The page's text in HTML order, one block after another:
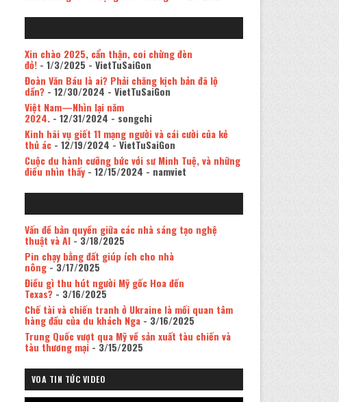
Xin chào 2025, cẩn thận, coi chừng đèn
đỏ!- 1/3/2025 - VietTuSaiGon
Đoàn Văn Báu là ai? Phải chăng kịch bản đã lộ
dần?- 12/30/2024 - VietTuSaiGon
Việt Nam—Nhìn lại năm
2024.- 12/31/2024 - songchi
Kinh hãi vụ giết 11 mạng người và cái cười của kẻ
thủ ác- 12/19/2024 - VietTuSaiGon
Cuộc du hành cưỡng bức với sư Minh Tuệ, và những
điều nhìn thấy- 12/15/2024 - namviet
Vấn đề bản quyền giữa các nhà sáng tạo nghệ
thuật và AI- 3/18/2025
Pin chạy bằng đất giúp ích cho nhà
nông- 3/17/2025
Điều gì thu hút người Mỹ gốc Hoa đến
Texas?- 3/16/2025
Chế tài và chiến tranh ở Ukraine là mối quan tâm
hàng đầu của du khách Nga- 3/16/2025
Trung Quốc vượt qua Mỹ về sản xuất tàu chiến và
tàu thương mại- 3/15/2025
VOA TIN TỨC VIDEO